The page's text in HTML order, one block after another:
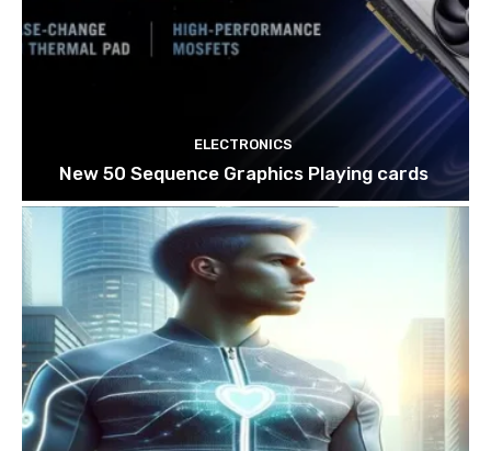
ELECTRONICS
New 50 Sequence Graphics Playing cards